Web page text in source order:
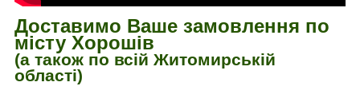
Доставимо Ваше замовлення по
місту Хорошів
(а також по всій Житомирській
області)